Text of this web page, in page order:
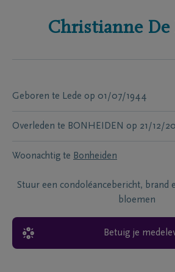
Christianne De
Geboren te Lede op 01/07/1944
Overleden te BONHEIDEN op 21/12/
Woonachtig te Bonheiden
Stuur een condoléancebericht, brand
bloemen
Betuig je